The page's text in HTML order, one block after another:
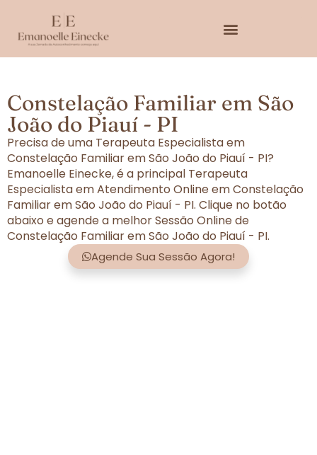
Constelação Familiar em São
João do Piauí - PI
Precisa de uma Terapeuta Especialista em
Constelação Familiar em São João do Piauí - PI?
Emanoelle Einecke, é a principal Terapeuta
Especialista em Atendimento Online em Constelação
Familiar em São João do Piauí - PI. Clique no botão
abaixo e agende a melhor Sessão Online de
Constelação Familiar em São João do Piauí - PI.
Agende Sua Sessão Agora!